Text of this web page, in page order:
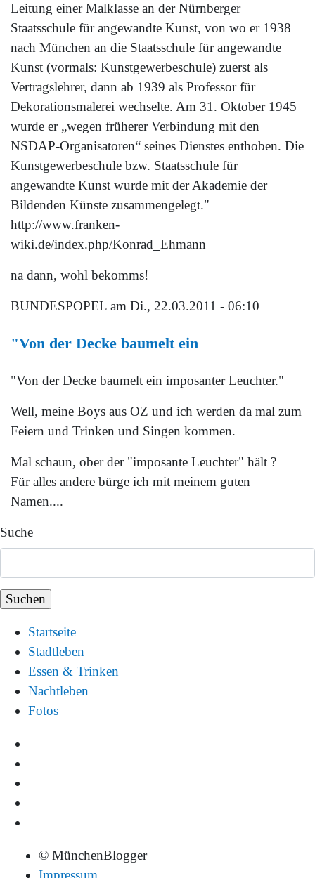
Leitung einer Malklasse an der Nürnberger
Staatsschule für angewandte Kunst, von wo er 1938
nach München an die Staatsschule für angewandte
Kunst (vormals: Kunstgewerbeschule) zuerst als
Vertragslehrer, dann ab 1939 als Professor für
Dekorationsmalerei wechselte. Am 31. Oktober 1945
wurde er „wegen früherer Verbindung mit den
NSDAP-Organisatoren“ seines Dienstes enthoben. Die
Kunstgewerbeschule bzw. Staatsschule für
angewandte Kunst wurde mit der Akademie der
Bildenden Künste zusammengelegt."
http://www.franken-
wiki.de/index.php/Konrad_Ehmann
na dann, wohl bekomms!
BUNDESPOPEL am Di., 22.03.2011 - 06:10
"Von der Decke baumelt ein
"Von der Decke baumelt ein imposanter Leuchter."
Well, meine Boys aus OZ und ich werden da mal zum
Feiern und Trinken und Singen kommen.
Mal schaun, ober der "imposante Leuchter" hält ?
Für alles andere bürge ich mit meinem guten
Namen....
Suche
Startseite
Stadtleben
Essen & Trinken
Nachtleben
Fotos
© MünchenBlogger
Impressum